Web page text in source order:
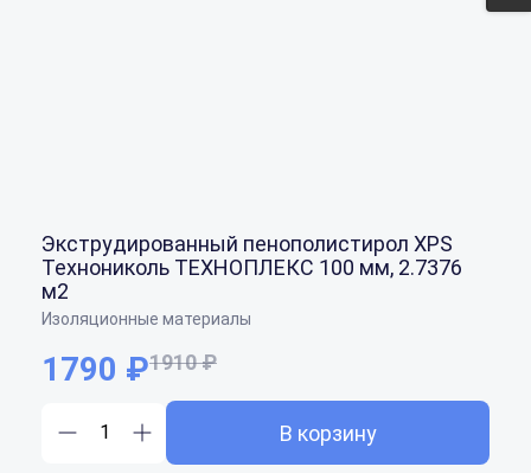
Экструдированный пенополистирол XPS
Технониколь ТЕХНОПЛЕКС 100 мм, 2.7376
м2
Изоляционные материалы
1790 ₽1910 ₽
В корзину